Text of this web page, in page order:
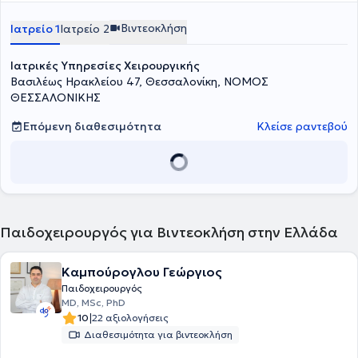
Ιατρείο 1Ιατρείο 2 Βιντεοκλήση
Ιατρικές Υπηρεσίες Χειρουργικής
Βασιλέως Ηρακλείου 47, Θεσσαλονίκη, ΝΟΜΟΣ
ΘΕΣΣΑΛΟΝΙΚΗΣ
Επόμενη διαθεσιμότητα
Κλείσε ραντεβού
Παιδοχειρουργός για Βιντεοκλήση στην Ελλάδα
Καμπούρογλου Γεώργιος
Παιδοχειρουργός
MD, MSc, PhD
10|22 αξιολογήσεις
Διαθεσιμότητα για βιντεοκλήση